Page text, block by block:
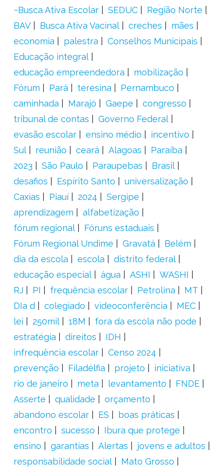
~Busca Ativa Escolar
SEDUC
Região Norte
BAV
Busca Ativa Vacinal creches
mães
economia
palestra
Conselhos Municipais
Educação integral
educação empreendedora
mobilização
Fórum
Pará teresina
Pernambuco
caminhada
Marajó Gaepe
congresso
tribunal de contas
Governo Federal
evasão escolar
ensino médio
incentivo
Sul
reunião ceará Alagoas
Paraíba
2023
São Paulo Paraupebas
Brasil
desafios
Espírito Santo
universalização
Caxias
Piauí 2024
Sergipe
aprendizagem
alfabetização
fórum regional
Fóruns estaduais
Fórum Regional Undime
Gravatá
Belém
dia da escola
escola
distrito federal
educação especial
água ASHI
WASHI
RJ
PI frequência escolar Petrolina
MT
DIa d
colegiado videoconferência
MEC
lei
250mil 18M
fora da escola não pode
estratégia
direitos
IDH
infrequência escolar
Censo 2024
prevenção
Filadélfia projeto
iniciativa
rio de janeiro
meta levantamento
FNDE
Asserte
qualidade
orçamento
abandono escolar
ES
boas práticas
encontro
sucesso
Ibura que protege
ensino
garantias Alertas
jovens e adultos
responsabilidade social
Mato Grosso